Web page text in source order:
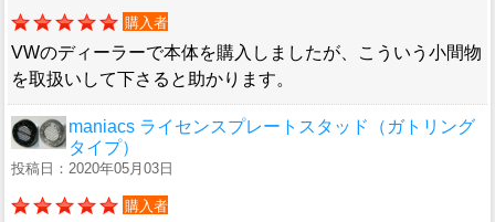
購入者
VWのディーラーで本体を購入しましたが、こういう小間物
を取扱いして下さると助かります。
maniacs ライセンスプレートスタッド（ガトリング
タイプ）
投稿日：2020年05月03日
購入者